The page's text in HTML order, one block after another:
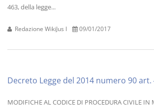
463, della legge...
Redazione WikiJus I 09/01/2017
Decreto Legge del 2014 numero 90 art.
MODIFICHE AL CODICE DI PROCEDURA CIVILE IN